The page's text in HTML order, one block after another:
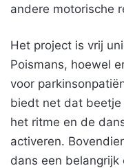
andere motorische
Het project is vrij
Poismans, hoewel
voor
biedt net dat
het ritme en de
activeren.
dans een